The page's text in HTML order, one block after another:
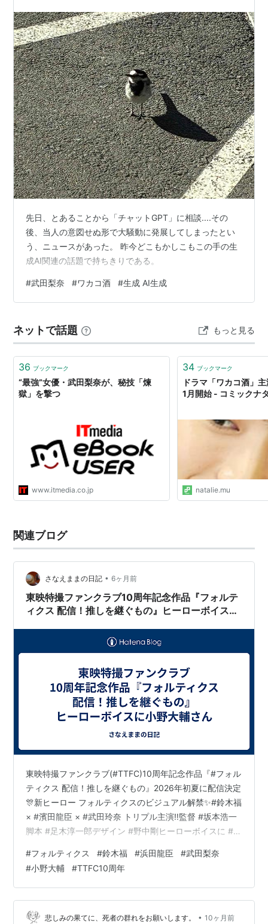
テレビドラマ
古代少女隊ドグーンV （MBS・TBS系、2010年10
月〜） ドロちゃん役
先日、とあることから「チャットGPT」に相談....その
後、当人の意図せぬ形で大騒動に発展してしまったとい
う、ニュースがあった。 昨今どこもかしこもこの手の生
成AI関連の話題で持ちきりである。
#武田梨奈 #ワカコ酒 #生成 AI生成
ネットで話題 もっと見る
36 ブックマーク
“最強”女優・武田梨奈が、秘技「煉
獄」を撃つ
www.itmedia.co.jp
34 ブックマーク
ドラマ「ワカコ酒」
1月開始 - コミックナ
natalie.mu
関連ブログ
さなえままの日記 • 6ヶ月前
東映特撮ファンクラブ10周年記念作品『フォルテ
ィクス 配信！推しを継ぐもの』ヒーローボイスに
東映特撮ファンクラブ(#TTFC)10周年記念作品『#フォル
ティクス 配信！推しを継ぐもの』2026年初夏に配信決定
🎊新ヒーロー フォルティクスのビジュアル解禁✨#鈴木福
× #濱田龍臣 × #武田玲奈 トリプル主演‼️監督 #坂本浩一
脚本 #足木淳一郎デザイン #野中剛ヒーローボイスに #小
｜BNF公式作品情報サイト (@VSTORAGE) 2026年2月22
日 🚨🚨🚨 解 禁 🚨🚨🚨 ＴＴＦＣ10周年記念作品 ついに
正式発表 ══════ ▲ ══════『フォルティクス 配信！
推しを継ぐもの』 ═══…
#フォルティクス #鈴木福 #浜田龍臣 #武田梨奈
#小野大輔 #TTFC10周年
悲しみの果てに、死者の群れをお願いします。 • 10ヶ月前